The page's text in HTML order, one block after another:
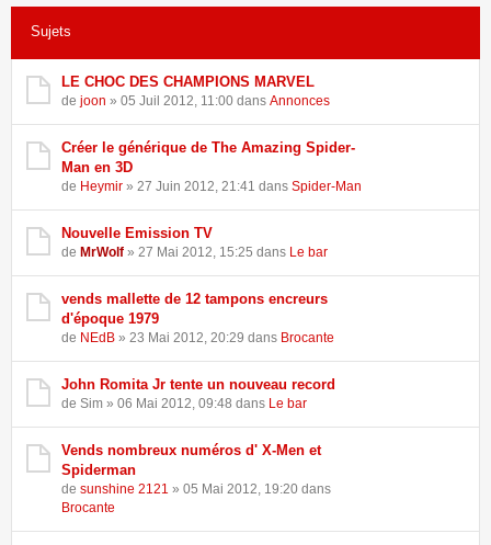
Sujets
LE CHOC DES CHAMPIONS MARVEL
de joon » 05 Juil 2012, 11:00 dans Annonces
Créer le générique de The Amazing Spider-
Man en 3D
de Heymir » 27 Juin 2012, 21:41 dans Spider-Man
Nouvelle Emission TV
de MrWolf » 27 Mai 2012, 15:25 dans Le bar
vends mallette de 12 tampons encreurs
d'époque 1979
de NEdB » 23 Mai 2012, 20:29 dans Brocante
John Romita Jr tente un nouveau record
de Sim » 06 Mai 2012, 09:48 dans Le bar
Vends nombreux numéros d' X-Men et
Spiderman
de sunshine 2121 » 05 Mai 2012, 19:20 dans
Brocante